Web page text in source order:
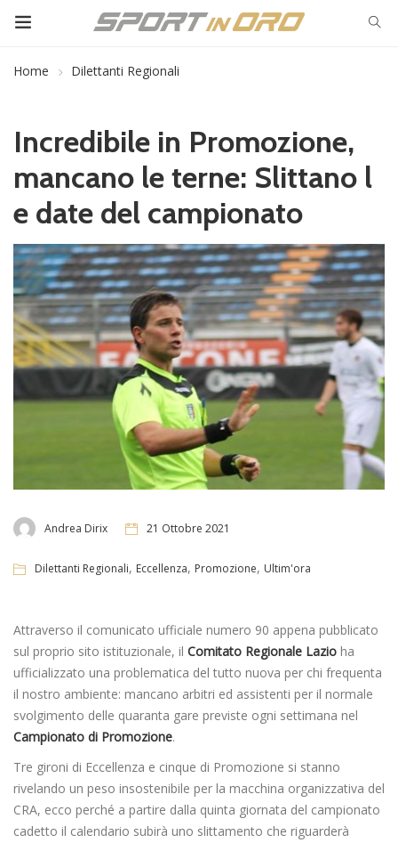
Home Dilettanti Regionali
Incredibile in Promozione,
mancano le terne: Slittano l
e date del campionato
Andrea Dirix 21 Ottobre 2021
Dilettanti Regionali, Eccellenza, Promozione, Ultim'ora
Attraverso il comunicato ufficiale numero 90 appena pubblicato
sul proprio sito istituzionale, il Comitato Regionale Lazio ha
ufficializzato una problematica del tutto nuova per chi frequenta
il nostro ambiente: mancano arbitri ed assistenti per il normale
svolgimento delle quaranta gare previste ogni settimana nel
Campionato di Promozione.
Tre gironi di Eccellenza e cinque di Promozione si stanno
rivelando un peso insostenibile per la macchina organizzativa del
CRA, ecco perché a partire dalla quinta giornata del campionato
cadetto il calendario subirà uno slittamento che riguarderà